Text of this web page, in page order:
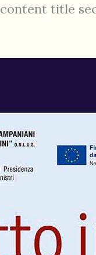
title